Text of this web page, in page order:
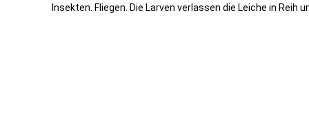
Insekten. Fliegen. Die Larven verlassen die Leiche in Reih